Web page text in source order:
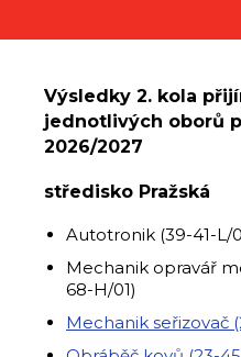
Výsledky 2. kola
jednotlivých oborů
2026/2027
středisko Pražská
Autotronik (39-41-L/
Mechanik opravář
68-H/01)
Mechanik seřizovač